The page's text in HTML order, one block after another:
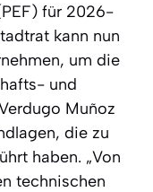
für 2026-
kann nun
um die
und
Muñoz
die zu
haben. „Von
technischen